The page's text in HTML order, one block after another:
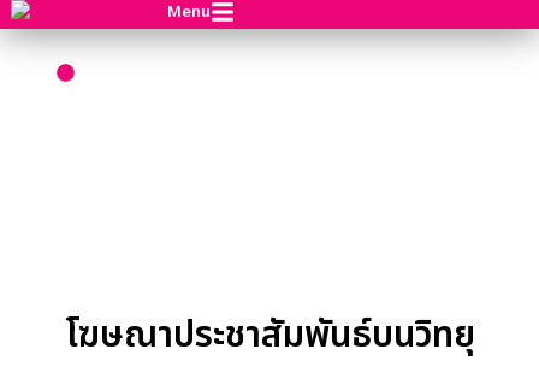
Menu
สื่อประชาสัมพันธ์
โฆษณาประชาสัมพันธ์บนวิทยุ